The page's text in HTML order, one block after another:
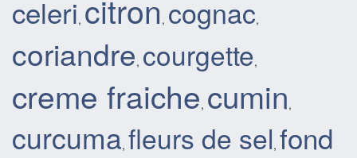
celeri, citron , cognac,
coriandre, courgette,
creme fraiche, cumin,
curcuma, fleurs de sel, fond